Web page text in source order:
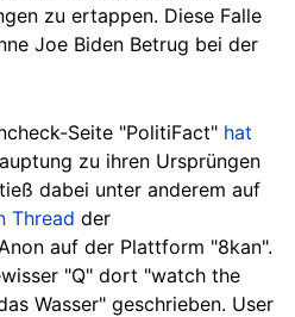
zu ertappen. Diese Falle
Joe Biden Betrug bei der
Seite "PolitiFact" hat
zu ihren Ursprüngen
dabei unter anderem auf
Thread der
auf der Plattform "8kan".
"Q" dort "watch the
Wasser" geschrieben. User